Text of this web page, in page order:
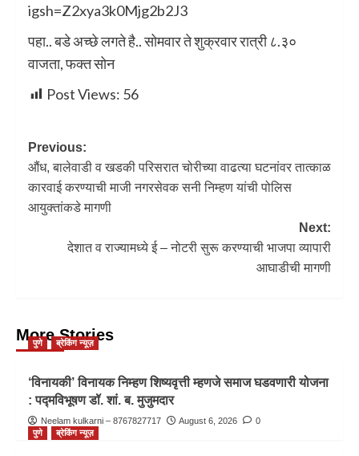
igsh=Z2xya3k0Mjg2b2J3
पहा.. बडे अच्छे लगते है.. सोमवार ते शुक्रवार रात्री ८.३०
वाजता, फक्त सोन
Post Views: 56
Previous:
औंध, बालेवाडी व खडकी परिसरात चोरीच्या वाढत्या घटनांवर तात्काळ
कारवाई करण्याची माजी नगरसेवक सनी निम्हण यांची पोलिस
आयुक्तांकडे मागणी
Next:
देशात व राज्यामध्ये ई – नोटरी सुरू करण्याची भाजपा व्यापारी
आघाडीची मागणी
More Stories
पुणे ब्रेकिंग न्यूज़
‘विनायकी’ विनायक निम्हण शिष्यवृत्ती म्हणजे समाज घडवणारी योजना
: पद्मविभूषण डॉ. शां. ब. मुजुमदार
Neelam kulkarni – 8767827717 August 6, 2026
0
पुणे
ब्रेकिंग न्यूज़